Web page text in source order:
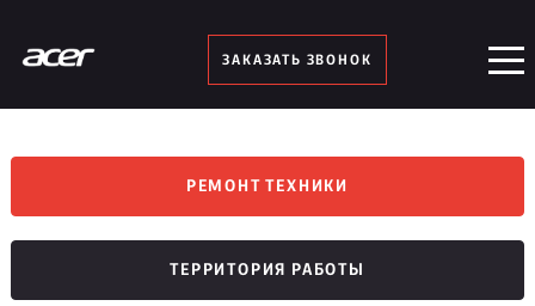
ЗАКАЗАТЬ ЗВОНОК
РЕМОНТ ТЕХНИКИ
ТЕРРИТОРИЯ РАБОТЫ